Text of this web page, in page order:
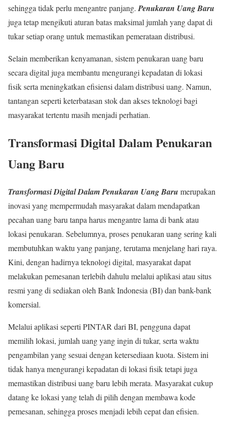
sehingga tidak perlu mengantre panjang. Penukaran Uang Baru
juga tetap mengikuti aturan batas maksimal jumlah yang dapat di
tukar setiap orang untuk memastikan pemerataan distribusi.
Selain memberikan kenyamanan, sistem penukaran uang baru
secara digital juga membantu mengurangi kepadatan di lokasi
fisik serta meningkatkan efisiensi dalam distribusi uang. Namun,
tantangan seperti keterbatasan stok dan akses teknologi bagi
masyarakat tertentu masih menjadi perhatian.
Transformasi Digital Dalam Penukaran
Uang Baru
Transformasi Digital Dalam Penukaran Uang Baru merupakan
inovasi yang mempermudah masyarakat dalam mendapatkan
pecahan uang baru tanpa harus mengantre lama di bank atau
lokasi penukaran. Sebelumnya, proses penukaran uang sering kali
membutuhkan waktu yang panjang, terutama menjelang hari raya.
Kini, dengan hadirnya teknologi digital, masyarakat dapat
melakukan pemesanan terlebih dahulu melalui aplikasi atau situs
resmi yang di sediakan oleh Bank Indonesia (BI) dan bank-bank
komersial.
Melalui aplikasi seperti PINTAR dari BI, pengguna dapat
memilih lokasi, jumlah uang yang ingin di tukar, serta waktu
pengambilan yang sesuai dengan ketersediaan kuota. Sistem ini
tidak hanya mengurangi kepadatan di lokasi fisik tetapi juga
memastikan distribusi uang baru lebih merata. Masyarakat cukup
datang ke lokasi yang telah di pilih dengan membawa kode
pemesanan, sehingga proses menjadi lebih cepat dan efisien.